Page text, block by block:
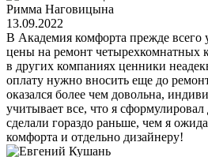
Римма Наговицына
13.09.2022
В Академия комфорта прежде
цены на ремонт четырехкомнатных
в других компаниях ценники
оплату нужно вносить еще до
оказался более чем довольна,
учитывает все, что я
сделали гораздо раньше, чем я
комфорта и отдельно дизайнеру!